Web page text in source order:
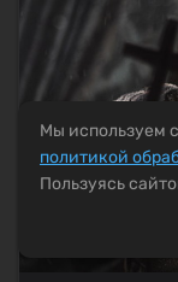
Мы используем
политикой
Пользуясь